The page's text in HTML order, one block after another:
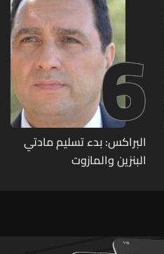
6
البراكس: بدء تسليم مادتي
البنزين والمازوت